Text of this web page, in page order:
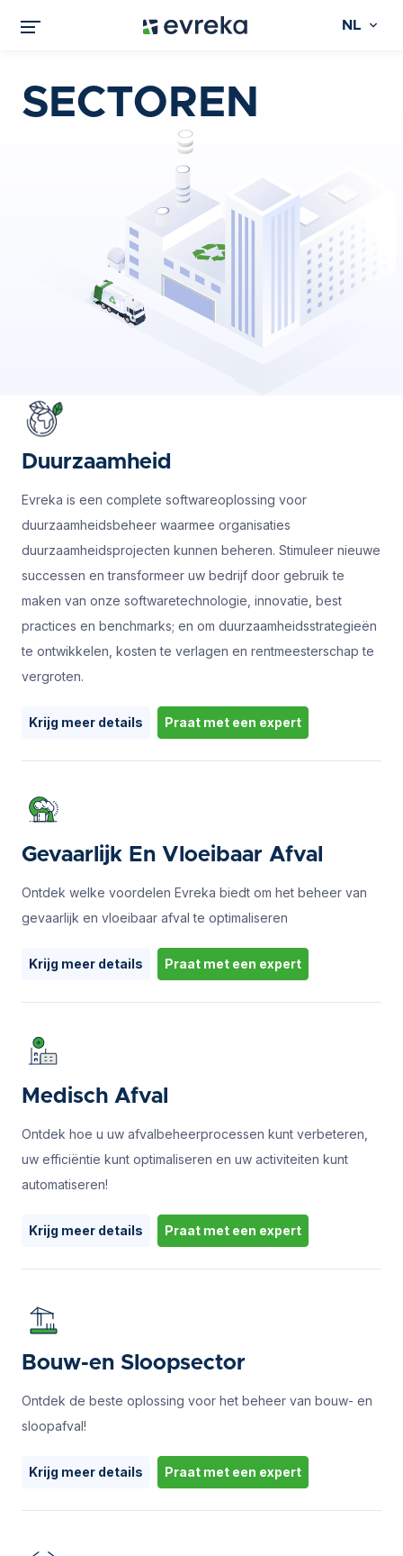
NL
SECTOREN
Duurzaamheid
Evreka is een complete softwareoplossing voor
duurzaamheidsbeheer waarmee organisaties
duurzaamheidsprojecten kunnen beheren. Stimuleer nieuwe
successen en transformeer uw bedrijf door gebruik te
maken van onze softwaretechnologie, innovatie, best
practices en benchmarks; en om duurzaamheidsstrategieën
te ontwikkelen, kosten te verlagen en rentmeesterschap te
vergroten.
Krijg meer details Praat met een expert
Gevaarlijk En Vloeibaar Afval
Ontdek welke voordelen Evreka biedt om het beheer van
gevaarlijk en vloeibaar afval te optimaliseren
Krijg meer details Praat met een expert
Medisch Afval
Ontdek hoe u uw afvalbeheerprocessen kunt verbeteren,
uw efficiëntie kunt optimaliseren en uw activiteiten kunt
automatiseren!
Krijg meer details Praat met een expert
Bouw-en Sloopsector
Ontdek de beste oplossing voor het beheer van bouw- en
sloopafval!
Krijg meer details Praat met een expert